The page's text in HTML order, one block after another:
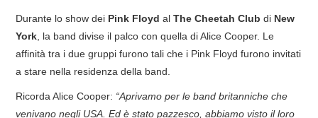
COVER & TRIBUTI
EVENTI
DISCOGRAFIA
Durante lo show dei Pink Floyd alThe Cheetah Club di New
York , la band divise il palco con quella di Alice Cooper. Le
affinità tra i due gruppi furono tali che i Pink Floyd furono invitati
a stare nella residenza della band.
Ricorda Alice Cooper: “Aprivamo per le band britanniche che
venivano negli USA. Ed è stato pazzesco, abbiamo visto il loro